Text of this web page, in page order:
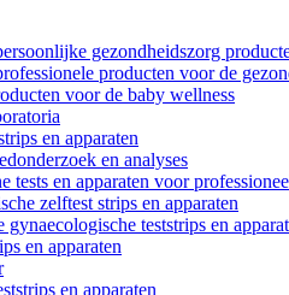
gezondheidszorg
producten voor de
voor de baby wellness
en apparaten
en analyses
tests en apparaten voor
zelftest strips en apparaten
gynaecologische teststrips en
en apparaten
en apparaten